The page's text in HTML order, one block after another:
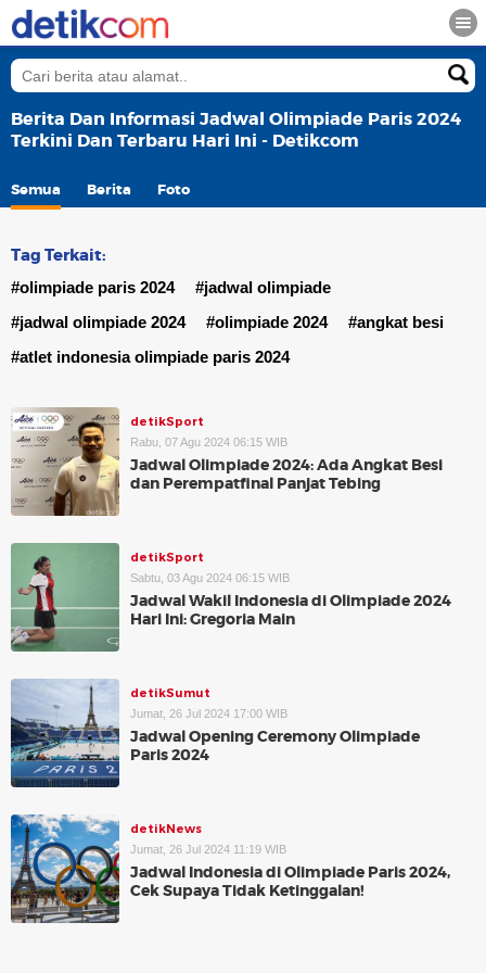
Berita Dan Informasi Jadwal Olimpiade Paris 2024
Terkini Dan Terbaru Hari Ini - Detikcom
Semua Berita Foto
Tag Terkait:
#olimpiade paris 2024
#jadwal olimpiade
#jadwal olimpiade 2024
#olimpiade 2024
#angkat besi
#atlet indonesia olimpiade paris 2024
detikSport
Rabu, 07 Agu 2024 06:15 WIB
Jadwal Olimpiade 2024: Ada Angkat Besi
dan Perempatfinal Panjat Tebing
detikSport
Sabtu, 03 Agu 2024 06:15 WIB
Jadwal Wakil Indonesia di Olimpiade 2024
Hari Ini: Gregoria Main
detikSumut
Jumat, 26 Jul 2024 17:00 WIB
Jadwal Opening Ceremony Olimpiade
Paris 2024
detikNews
Jumat, 26 Jul 2024 11:19 WIB
Jadwal Indonesia di Olimpiade Paris 2024,
Cek Supaya Tidak Ketinggalan!